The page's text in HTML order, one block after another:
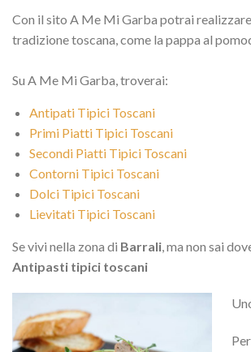
Con il sito A Me Mi Garba potrai
tradizione toscana, come la pappa al
Su A Me Mi Garba, troverai:
Antipati Tipici Toscani
Primi Piatti Tipici Toscani
Secondi Piatti Tipici Toscani
Contorni Tipici Toscani
Dolci Tipici Toscani
Lievitati Tipici Toscani
Se vivi nella zona di Barrali , ma non sai
Antipasti tipici toscani